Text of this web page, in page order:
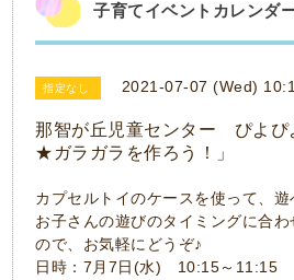
子育てイベントカレンダ
指定なし 2021-07-07 (Wed)
那智が丘児童センター ぴよぴ
★ガラガラを作ろう！」
カプセルトイのケースを使って、遊
お子さんの遊びのタイミングに合
ので、お気軽にどうぞ♪
日時：7月7日(水) 10:15～11:15